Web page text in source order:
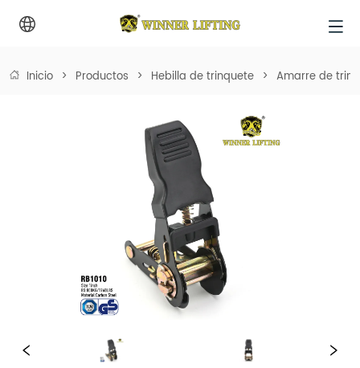
Inicio > Productos > Hebilla de trinquete > Amarre de